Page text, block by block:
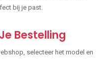
bij je past.
Bestelling
selecteer het model en